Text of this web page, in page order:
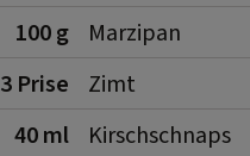
100 g
Marzipan
3 Prise
Zimt
40 ml
Kirschschnaps